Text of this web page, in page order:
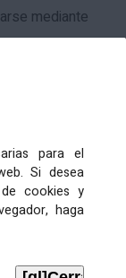
para el
Si desea
cookies y
haga
mediante